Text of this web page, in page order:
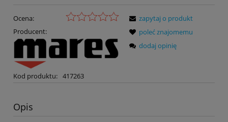
Ocena:
Producent:
Kod produktu: 417263
zapytaj o produkt
poleć znajomemu
dodaj opinię
Opis